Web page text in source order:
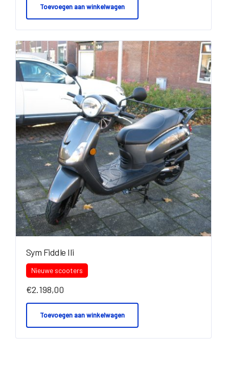
Toevoegen aan winkelwagen
Sym Fiddle IIi
Nieuwe scooters
€2.198,00
Toevoegen aan winkelwagen